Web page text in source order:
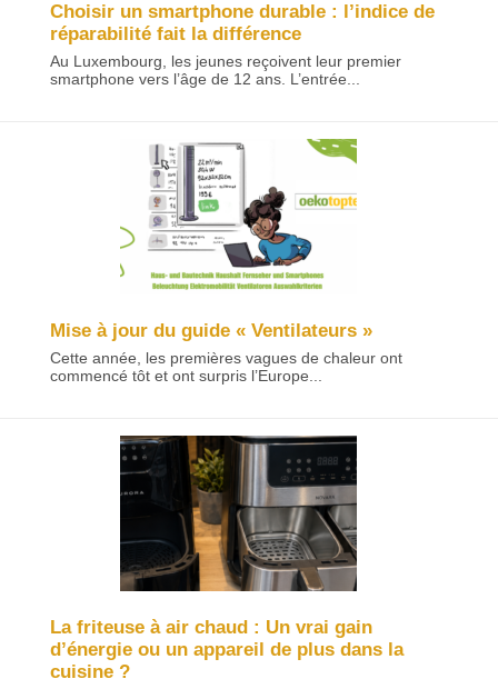
Choisir un smartphone durable : l’indice de
réparabilité fait la différence
Au Luxembourg, les jeunes reçoivent leur premier
smartphone vers l’âge de 12 ans. L’entrée...
Mise à jour du guide « Ventilateurs »
Cette année, les premières vagues de chaleur ont
commencé tôt et ont surpris l’Europe...
La friteuse à air chaud : Un vrai gain
d’énergie ou un appareil de plus dans la
cuisine ?